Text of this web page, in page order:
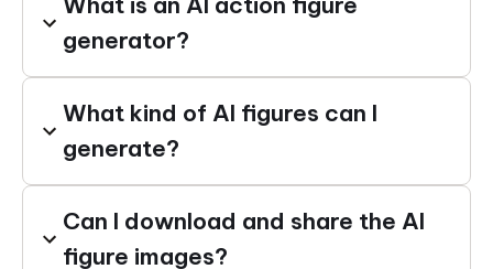
generator?
What kind of AI figures can I
generate?
Can I download and share the AI
figure images?